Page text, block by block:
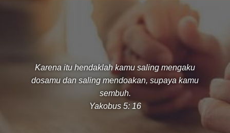
Karena itu hendaklah kamu saling mengaku
dosamu dan saling mendoakan, supaya kamu
sembuh.
Yakobus 5: 16